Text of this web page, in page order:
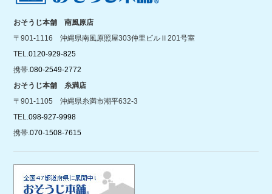
おそうじ本舗 南風原店
〒901-1116 沖縄県南風原照屋303仲里ビルⅡ201号室
TEL.0120-929-825
携帯.080-2549-2772
おそうじ本舗 糸満店
〒901-1105 沖縄県糸満市潮平632-3
TEL.098-927-9998
携帯.070-1508-7615